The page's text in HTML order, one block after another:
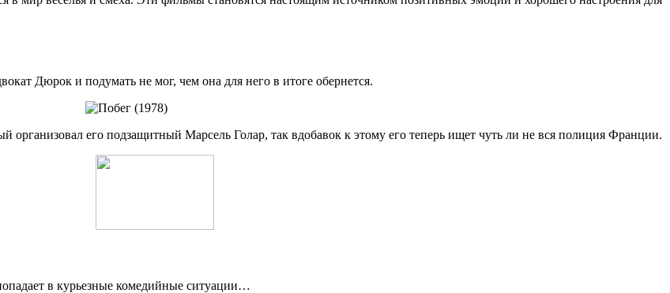
Дюрок и подумать не мог, чем она для него в итоге обернется.
организовал его подзащитный Марсель Голар, так вдобавок к этому его теперь ищет чуть ли не вся полиция Франции.
в курьезные комедийные ситуации…